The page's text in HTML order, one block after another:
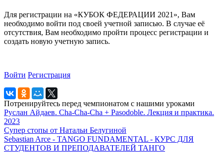
Для регистрации на «КУБОК ФЕДЕРАЦИИ 2021», Вам
необходимо войти под своей учетной записью. В случае её
отсутствия, Вам необходимо пройти процесс регистрации и
создать новую учетную запись.
Войти Регистрация
Потренируйтесь перед чемпионатом с нашими уроками
Руслан Айдаев. Cha-Cha-Cha + Pasodoble. Лекция и практика.
2023
Супер стопы от Натальи Белугиной
Sebastian Arce - TANGO FUNDAMENTAL - КУРС ДЛЯ
СТУДЕНТОВ И ПРЕПОДАВАТЕЛЕЙ ТАНГО